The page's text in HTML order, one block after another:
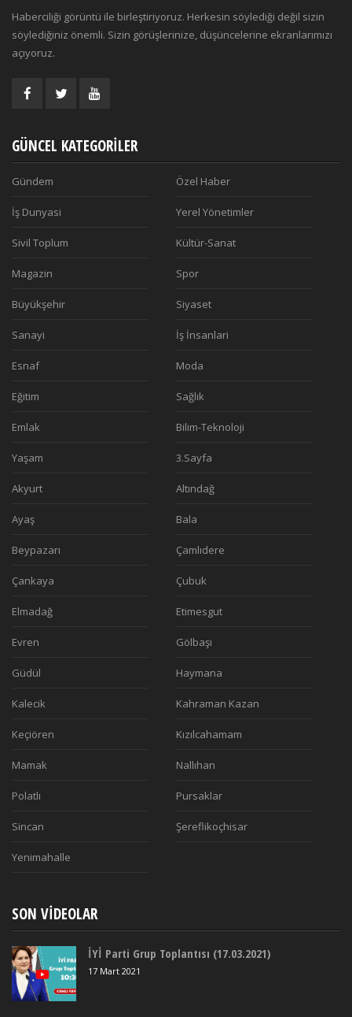
Haberciliği görüntü ile birleştiriyoruz. Herkesin söylediği değil sizin
söylediğiniz önemli. Sizin görüşlerinize, düşüncelerine ekranlarımızı
açıyoruz.
GÜNCEL KATEGORILER
Gündem Özel Haber
İş Dunyasi Yerel Yönetimler
Sivil Toplum Kültür-Sanat
Magazin Spor
Büyükşehir Siyaset
Sanayi İş İnsanlari
Esnaf Moda
Eğitim Sağlık
Emlak Bilim-Teknoloji
Yaşam 3.Sayfa
Akyurt Altındağ
Ayaş Bala
Beypazarı Çamlıdere
Çankaya Çubuk
Elmadağ Etimesgut
Evren Gölbaşı
Güdül Haymana
Kalecik Kahraman Kazan
Keçiören Kızılcahamam
Mamak Nallıhan
Polatlı Pursaklar
Sincan Şereflikoçhisar
Yenimahalle
SON VIDEOLAR
İYİ Parti Grup Toplantısı (17.03.2021)
17 Mart 2021